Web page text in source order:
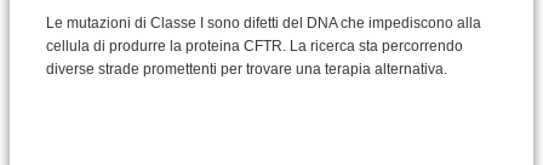
Le mutazioni di Classe I sono difetti del DNA che impediscono alla
cellula di produrre la proteina CFTR. La ricerca sta percorrendo
diverse strade promettenti per trovare una terapia alternativa.